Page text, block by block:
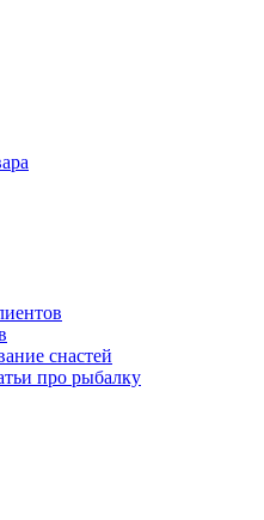
снастей
про рыбалку